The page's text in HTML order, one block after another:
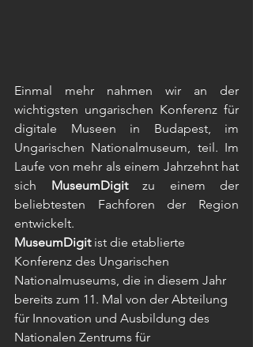
Einmal mehr nahmen wir an der
wichtigsten ungarischen Konferenz für
digitale Museen in Budapest, im
Ungarischen Nationalmuseum, teil. Im
Laufe von mehr als einem Jahrzehnt hat
sich MuseumDigit zu einem der
beliebtesten Fachforen der Region
entwickelt.
MuseumDigit ist die etablierte
Konferenz des Ungarischen
Nationalmuseums, die in diesem Jahr
bereits zum 11. Mal von der Abteilung
für Innovation und Ausbildung des
Nationalen Zentrums für